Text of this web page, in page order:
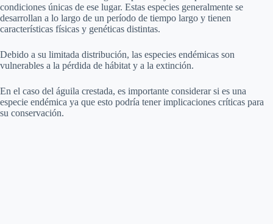
condiciones únicas de ese lugar. Estas especies generalmente se
desarrollan a lo largo de un período de tiempo largo y tienen
características físicas y genéticas distintas.
Debido a su limitada distribución, las especies endémicas son
vulnerables a la pérdida de hábitat y a la extinción.
En el caso del águila crestada, es importante considerar si es una
especie endémica ya que esto podría tener implicaciones críticas para
su conservación.